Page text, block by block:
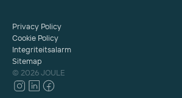
Privacy Policy
Cookie Policy
Integriteitsalarm
Sitemap
© 2026 JOULE